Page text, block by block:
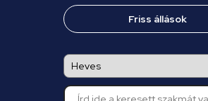
Friss állások